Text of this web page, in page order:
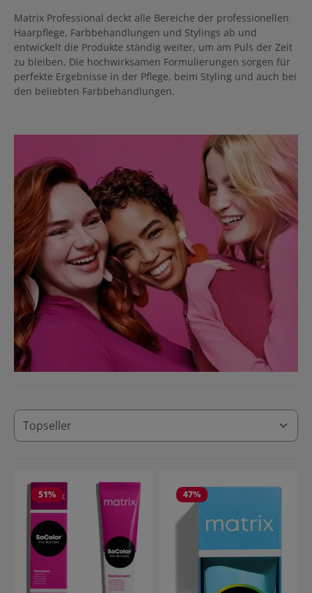
Matrix Professional deckt alle Bereiche der professionellen
Haarpflege, Farbbehandlungen und Stylings ab und
entwickelt die Produkte ständig weiter, um am Puls der Zeit
zu bleiben. Die hochwirksamen Formulierungen sorgen für
perfekte Ergebnisse in der Pflege, beim Styling und auch bei
den beliebten Farbbehandlungen.
51% 47%